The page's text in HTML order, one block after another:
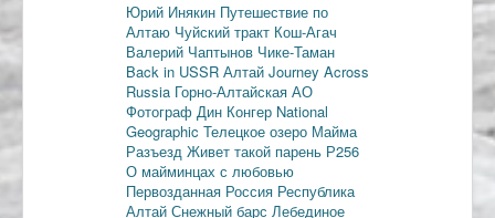
Юрий Инякин Путешествие по
Алтаю Чуйский тракт Кош-Агач
Валерий Чаптынов Чике-Таман
Back in USSR Алтай Journey Across
Russia Горно-Алтайская АО
Фотограф Дин Конгер National
Geographic Телецкое озеро Майма
Разъезд Живет такой парень Р256
О майминцах с любовью
Первозданная Россия Республика
Алтай Снежный барс Лебединое